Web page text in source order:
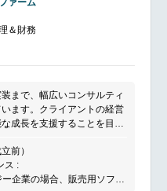
ど、オープンイノベーショ
創出し、大手企業の新たな
。新たな価値創出を通じ
面白さをぜひご体感くださ
engineers and
division, to the
knowledge of our original
of knowledge around
20,000 learning course
experience and know-
advanced cases at
of up-to-date information
＆財務
まで、幅広いコンサルティ
ます。クライアントの経営
成長を支援することを目指
セスの改善を推進します。
タルトランスフォーメーシ
グカンパニーとして、クラ
前）
ス :
企業の場合、販売用ソフト